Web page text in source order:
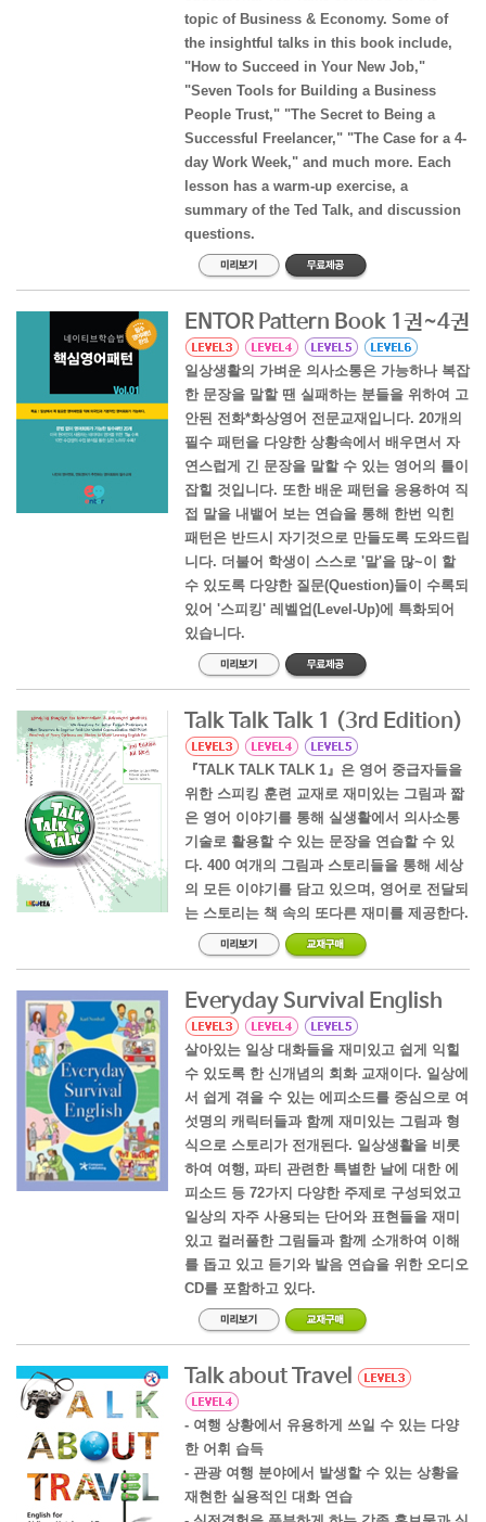
topic of Business & Economy. Some of
the insightful talks in this book include,
"How to Succeed in Your New Job,"
"Seven Tools for Building a Business
People Trust," "The Secret to Being a
Successful Freelancer," "The Case for a 4-
day Work Week," and much more. Each
lesson has a warm-up exercise, a
summary of the Ted Talk, and discussion
questions.
ENTOR Pattern Book 1권~4권
일상생활의 가벼운 의사소통은 가능하나 복잡
한 문장을 말할 땐 실패하는 분들을 위하여 고
안된 전화*화상영어 전문교재입니다. 20개의
필수 패턴을 다양한 상황속에서 배우면서 자
연스럽게 긴 문장을 말할 수 있는 영어의 틀이
잡힐 것입니다. 또한 배운 패턴을 응용하여 직
접 말을 내뱉어 보는 연습을 통해 한번 익힌
패턴은 반드시 자기것으로 만들도록 도와드립
니다. 더불어 학생이 스스로 '말'을 많~이 할
수 있도록 다양한 질문(Question)들이 수록되
있어 '스피킹' 레벨업(Level-Up)에 특화되어
있습니다.
Talk Talk Talk 1 (3rd Edition)
『TALK TALK TALK 1』은 영어 중급자들을
위한 스피킹 훈련 교재로 재미있는 그림과 짧
은 영어 이야기를 통해 실생활에서 의사소통
기술로 활용할 수 있는 문장을 연습할 수 있
다. 400 여개의 그림과 스토리들을 통해 세상
의 모든 이야기를 담고 있으며, 영어로 전달되
는 스토리는 책 속의 또다른 재미를 제공한다.
Everyday Survival English
살아있는 일상 대화들을 재미있고 쉽게 익힐
수 있도록 한 신개념의 회화 교재이다. 일상에
서 쉽게 겪을 수 있는 에피소드를 중심으로 여
섯명의 캐릭터들과 함께 재미있는 그림과 형
식으로 스토리가 전개된다. 일상생활을 비롯
하여 여행, 파티 관련한 특별한 날에 대한 에
피소드 등 72가지 다양한 주제로 구성되었고
일상의 자주 사용되는 단어와 표현들을 재미
있고 컬러풀한 그림들과 함께 소개하여 이해
를 돕고 있고 듣기와 발음 연습을 위한 오디오
CD를 포함하고 있다.
Talk about Travel
- 여행 상황에서 유용하게 쓰일 수 있는 다양
한 어휘 습득
- 관광 여행 분야에서 발생할 수 있는 상황을
재현한 실용적인 대화 연습